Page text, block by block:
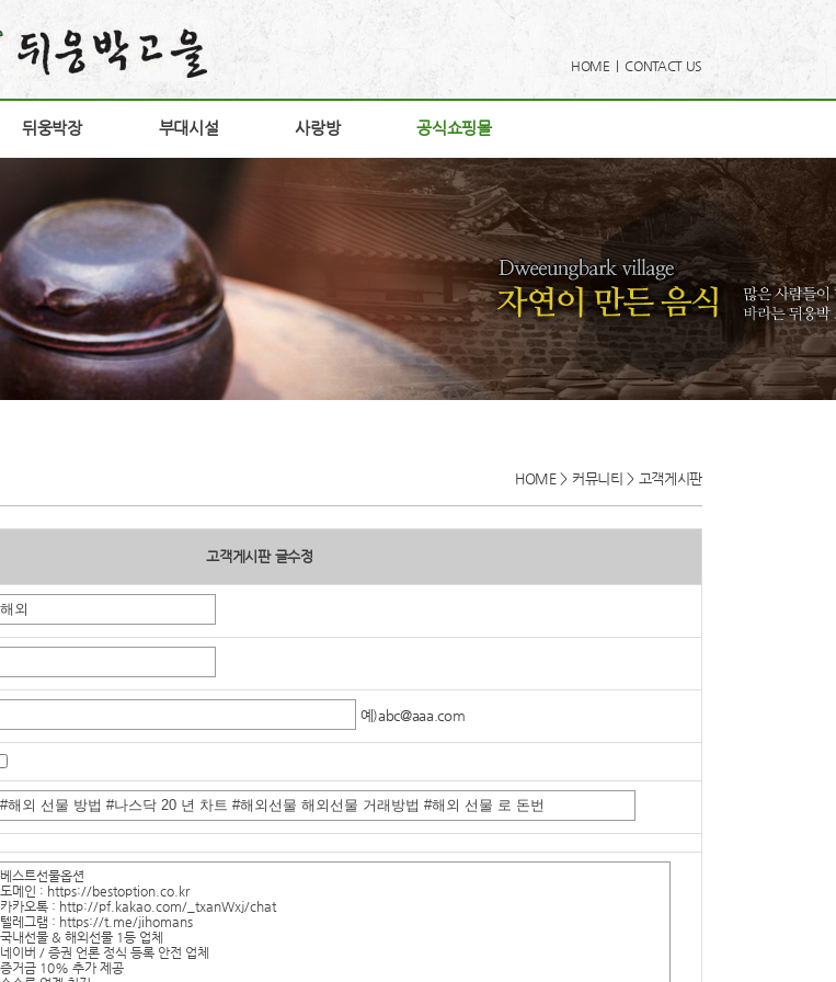
HOME |CONTACT US
뒤웅박장 부대시설 사랑방 공식쇼핑몰
뒤웅박장 부대시설 사랑방 공식쇼핑몰
상품소개
연구개발
구절초고추장
가비향
전시판매장
홍보동영상
HOME > 커뮤니티 > 고객게시판
고객게시판 글수정
예)abc@aaa.com